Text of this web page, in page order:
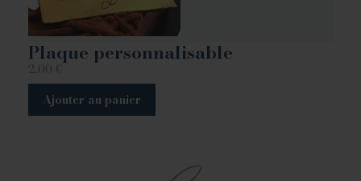
Plaque personnalisable
2.00 €
Ajouter au panier